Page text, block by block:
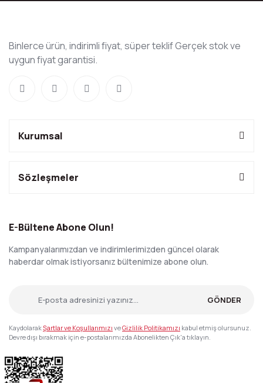
Binlerce ürün, indirimli fiyat, süper teklif Gerçek stok ve
uygun fiyat garantisi.
Kurumsal
Sözleşmeler
E-Bültene Abone Olun!
Kampanyalarımızdan ve indirimlerimizden güncel olarak
haberdar olmak istiyorsanız bültenimize abone olun.
GÖNDER
KaydolarakŞartlar ve Koşullarımızı veGizlilik Politikamızı kabul etmiş olursunuz.
Devre dışı bırakmak için e-postalarımızda Abonelikten Çık'a tıklayın.